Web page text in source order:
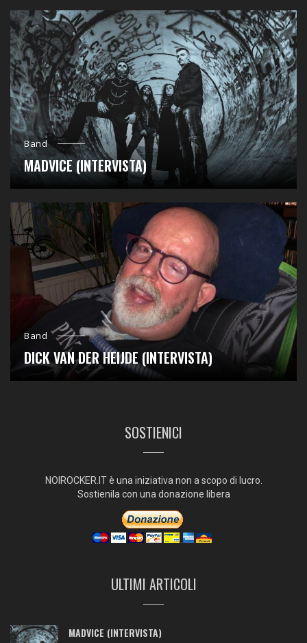
Band
MADVICE (INTERVISTA)
Band
DICK VAN DER HEIJDE (INTERVISTA)
SOSTIENICI
NOIROCKER.IT è una iniziativa non a scopo di lucro.
Sostienila con una donazione libera
ULTIMI ARTICOLI
MADVICE (INTERVISTA)